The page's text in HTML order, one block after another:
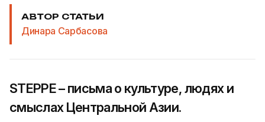
АВТОР СТАТЬИ
Динара Сарбасова
STEPPE – письма о культуре, людях и
смыслах Центральной Азии.